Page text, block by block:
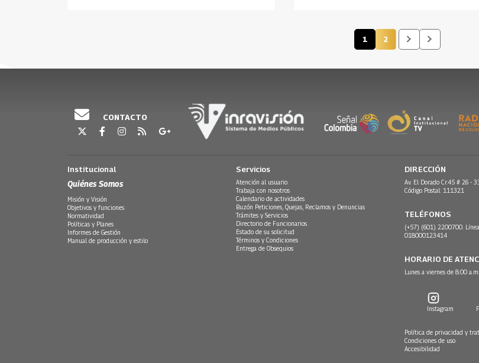
Página actual
1 Página
2
CONTACTO
Institucional
Quiénes Somos
Misión y Visión
Objetivos y funciones
Normatividad
Políticas y Planes
Informes de Gestión
Manual de producción y estilo
Servicios
Atención al usuario
Trabaja con nosotros
Calendario de actividades
Buzón Peticiones, Quejas, Reclamos y Denuncias
Trámites y Servicios
Directorio de Funcionarios
Estado de su solicitud
Términos y Condiciones
Entrega de Obsequios
DIRECCIÓN
Av. El Dorado Cr.45 # 26 -
Código Postal: 111321
TELÉFONOS
(+57) (601) 2200700.
018000123414
HORARIO DE
Lunes a viernes de 8:00
Instagram
Política de privacidad y
Condiciones de uso
Accesibilidad